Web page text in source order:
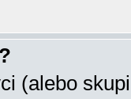
(alebo